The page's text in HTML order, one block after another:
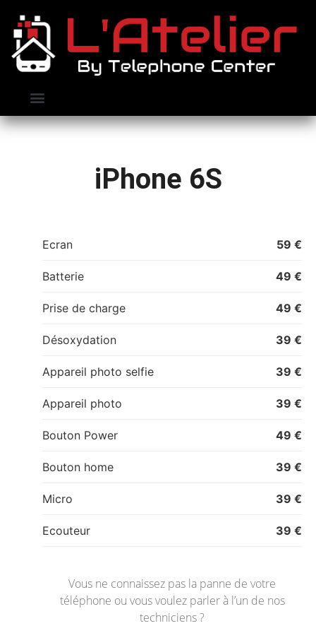
iPhone 6S
Ecran 59 €
Batterie 49 €
Prise de charge 49 €
Désoxydation 39 €
Appareil photo selfie 39 €
Appareil photo 39 €
Bouton Power 49 €
Bouton home 39 €
Micro 39 €
Ecouteur 39 €
Vous ne connaissez pas la panne de votre
téléphone ou vous voulez parler à l’un de nos
techniciens ?